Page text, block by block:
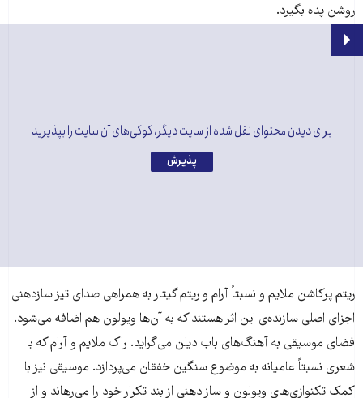
روشن پناه بگیرد.
برای دیدن محتوای نقل شده از سایت دیگر، کوکی‌های آن سایت را بپذیرید
پذیرش
ریتم پرکاشن ملایم و نسبتاً آرام و ریتم گیتار به همراهی صدای تیز سازدهنی
اجزای اصلی سازنده‌ی این اثر هستند که به آن‌ها ویولون هم اضافه می‌شود.
فضای موسیقی به آهنگ‌های باب دیلن می‌گراید. راک ملایم و آرام که با
شعری نسبتاً عامیانه به موضوع سنگین خفقان می‌پردازد. موسیقی نیز با
کمک تکنوازی‌های ویولون و ساز دهنی از بند تکرار خود را می‌رهاند و از